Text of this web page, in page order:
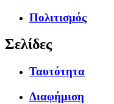
Πολιτισμός
Σελίδες
Ταυτότητα
Διαφήμιση